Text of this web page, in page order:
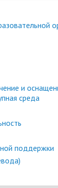
и
среда
поддержки